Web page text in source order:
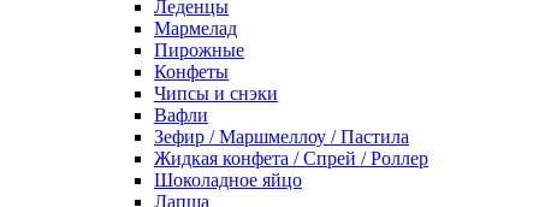
Леденцы
Мармелад
Пирожные
Конфеты
Чипсы и снэки
Вафли
Зефир / Маршмеллоу / Пастила
Жидкая конфета / Спрей / Роллер
Шоколадное яйцо
Лапша